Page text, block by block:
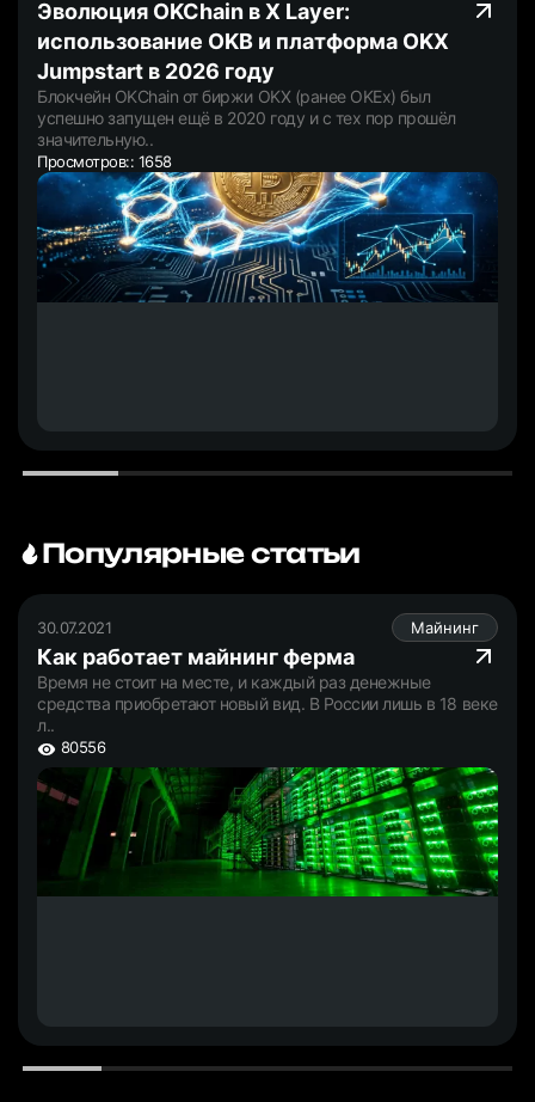
Эволюция OKChain в X Layer:
использование OKB и платформа OKX
Jumpstart в 2026 году
Блокчейн OKChain от биржи OKX (ранее OKEx) был
успешно запущен ещё в 2020 году и с тех пор прошёл
значительную..
Просмотров:: 1658
Популярные статьи
30.07.2021 Майнинг
Как работает майнинг ферма
Время не стоит на месте, и каждый раз денежные
средства приобретают новый вид. В России лишь в 18 веке
л..
80556